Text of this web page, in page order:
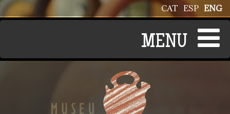
Skip to main content ENG
ESP
CAT